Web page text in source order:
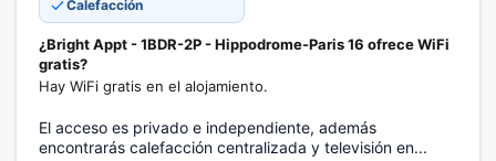
Calefacción
¿Bright Appt - 1BDR-2P - Hippodrome-Paris 16 ofrece WiFi
gratis?
Hay WiFi gratis en el alojamiento.
El acceso es privado e independiente, además
encontrarás calefacción centralizada y televisión en...